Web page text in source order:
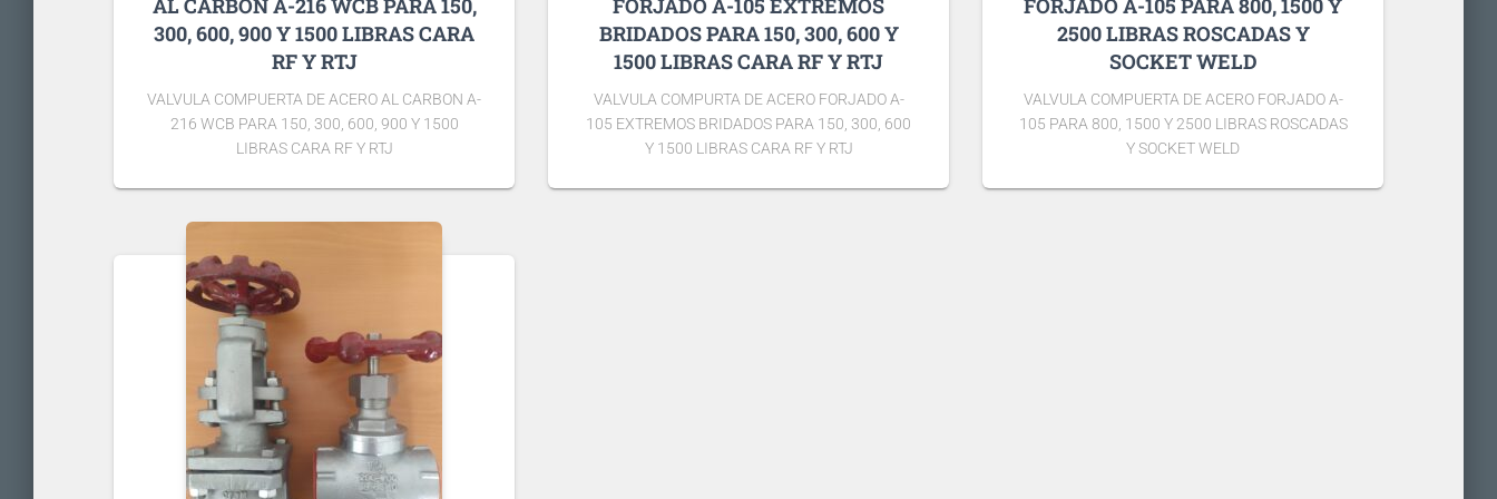
AL CARBON A-216 WCB PARA 150,
300, 600, 900 Y 1500 LIBRAS CARA
RF Y RTJ
VALVULA COMPUERTA DE ACERO AL CARBON A-
216 WCB PARA 150, 300, 600, 900 Y 1500
LIBRAS CARA RF Y RTJ
FORJADO A-105 EXTREMOS
BRIDADOS PARA 150, 300, 600 Y
1500 LIBRAS CARA RF Y RTJ
VALVULA COMPURTA DE ACERO FORJADO A-
105 EXTREMOS BRIDADOS PARA 150, 300, 600
Y 1500 LIBRAS CARA RF Y RTJ
FORJADO A-105 PARA 800, 1500 Y
2500 LIBRAS ROSCADAS Y
SOCKET WELD
VALVULA COMPUERTA DE ACERO FORJADO A-
105 PARA 800, 1500 Y 2500 LIBRAS ROSCADAS
Y SOCKET WELD